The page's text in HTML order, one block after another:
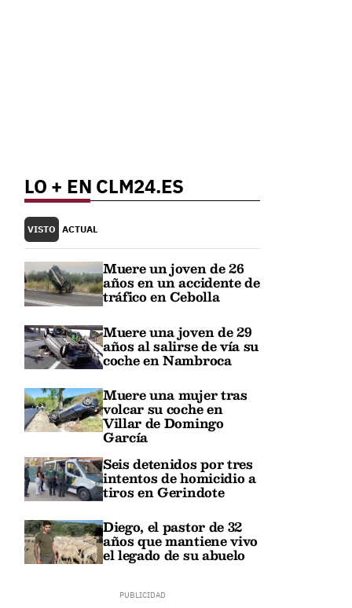
LO + EN CLM24.ES
VISTO ACTUAL
Muere un joven de 26
años en un accidente de
tráfico en Cebolla
Muere una joven de 29
años al salirse de vía su
coche en Nambroca
Muere una mujer tras
volcar su coche en
Villar de Domingo
García
Seis detenidos por tres
intentos de homicidio a
tiros en Gerindote
Diego, el pastor de 32
años que mantiene vivo
el legado de su abuelo